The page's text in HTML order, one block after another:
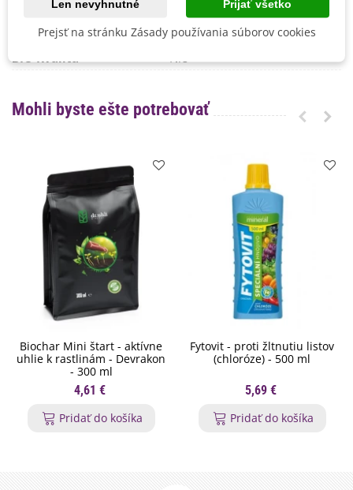
Mrazuvzdornosť
Vegetačné Obdobie
Letničky
BIO Kvalita
Nie
Mohli byste ešte potrebovať
Biochar Mini štart - aktívne
uhlie k rastlinám - Devrakon
- 300 ml
4,61 €
Pridať do košíka
Fytovit - proti žltnutiu listov
(chloróze) - 500 ml
5,69 €
Pridať do košíka
Len nevyhnutné Prijať všetko
Prejsť na stránku Zásady používania súborov cookies